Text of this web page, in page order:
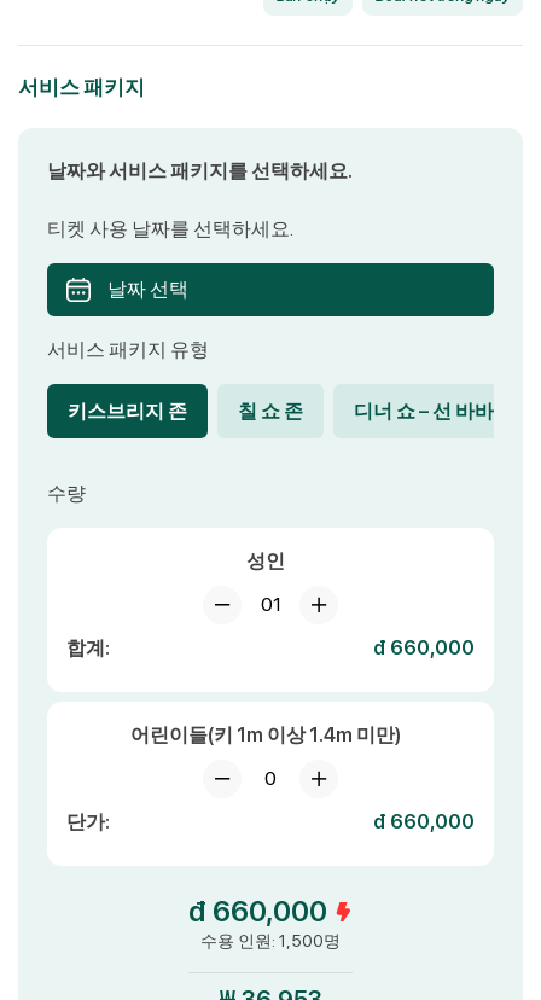
서비스 패키지
날짜와 서비스 패키지를 선택하세요.
티켓 사용 날짜를 선택하세요.
날짜 선택
서비스 패키지 유형
키스브리지 존 칠 쇼 존 디너 쇼 – 선 바바리아
수량
성인
01
합계:
đ 660,000
어린이들(키 1m 이상 1.4m 미만)
0
단가:
đ 660,000
đ 660,000
수용 인원: 1,500명